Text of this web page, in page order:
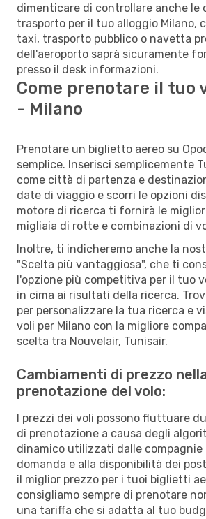
dimenticare di controllare anche le
trasporto per il tuo alloggio Milano,
taxi, trasporto pubblico o navetta
dell'aeroporto saprà sicuramente
presso il desk informazioni.
Come prenotare il tuo
- Milano
Prenotare un biglietto aereo su
semplice. Inserisci semplicemente
come città di partenza e
date di viaggio e scorri le opzioni
motore di ricerca ti fornirà le
migliaia di rotte e combinazioni di
Inoltre, ti indicheremo anche la
"Scelta più vantaggiosa", che ti
l'opzione più competitiva per il tuo
in cima ai risultati della ricerca.
per personalizzare la tua ricerca e
voli per Milano con la migliore
scelta tra Nouvelair, Tunisair.
Cambiamenti di prezzo
prenotazione del volo:
I prezzi dei voli possono fluttuare
di prenotazione a causa degli
dinamico utilizzati dalle compagnie
domanda e alla disponibilità dei
il miglior prezzo per i tuoi biglietti
consigliamo sempre di prenotare
una tariffa che si adatta al tuo